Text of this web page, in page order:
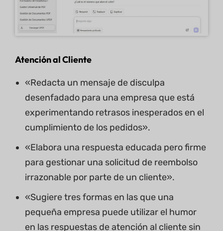
Atención al Cliente
«Redacta un mensaje de disculpa
desenfadado para una empresa que está
experimentando retrasos inesperados en el
cumplimiento de los pedidos».
«Elabora una respuesta educada pero firme
para gestionar una solicitud de reembolso
irrazonable por parte de un cliente».
«Sugiere tres formas en las que una
pequeña empresa puede utilizar el humor
en las respuestas de atención al cliente sin